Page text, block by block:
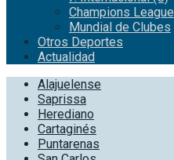
Champions League
Mundial de Clubes
Otros Deportes
Actualidad
Alajuelense
Saprissa
Herediano
Cartaginés
Puntarenas